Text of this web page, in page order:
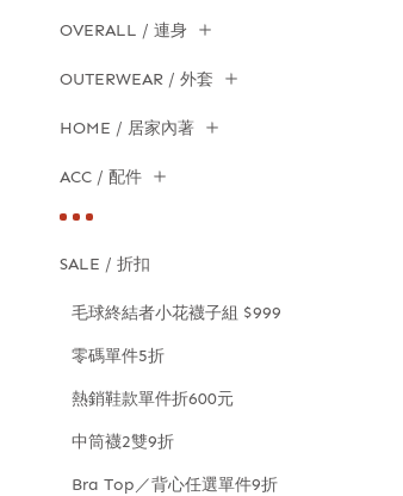
OVERALL / 連身
OUTERWEAR / 外套
HOME / 居家內著
ACC / 配件
SALE / 折扣
毛球終結者小花襪子組 $999
零碼單件5折
熱銷鞋款單件折600元
中筒襪2雙9折
Bra Top／背心任選單件9折